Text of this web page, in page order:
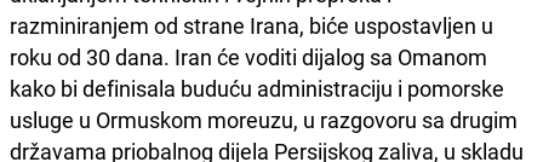
razminiranjem od strane Irana, biće uspostavljen u
roku od 30 dana. Iran će voditi dijalog sa Omanom
kako bi definisala buduću administraciju i pomorske
usluge u Ormuskom moreuzu, u razgovoru sa drugim
državama priobalnog dijela Persijskog zaliva, u skladu